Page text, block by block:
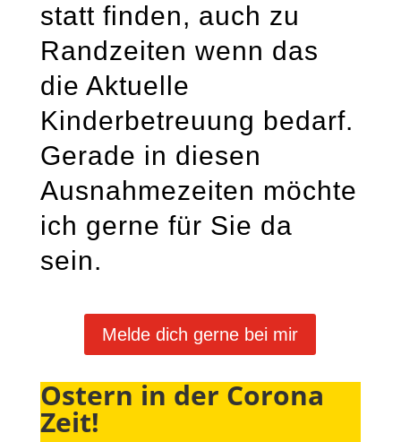
statt finden, auch zu
Randzeiten wenn das
die Aktuelle
Kinderbetreuung bedarf.
Gerade in diesen
Ausnahmezeiten möchte
ich gerne für Sie da
sein.
Melde dich gerne bei mir
Ostern in der Corona
Zeit!